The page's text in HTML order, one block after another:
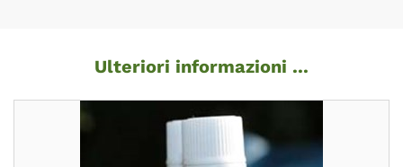
Ulteriori informazioni ...